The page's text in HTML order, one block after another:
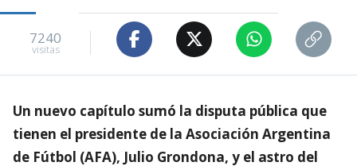
7240
visitas
Un nuevo capítulo sumó la disputa pública que
tienen el presidente de la Asociación Argentina
de Fútbol (AFA), Julio Grondona, y el astro del